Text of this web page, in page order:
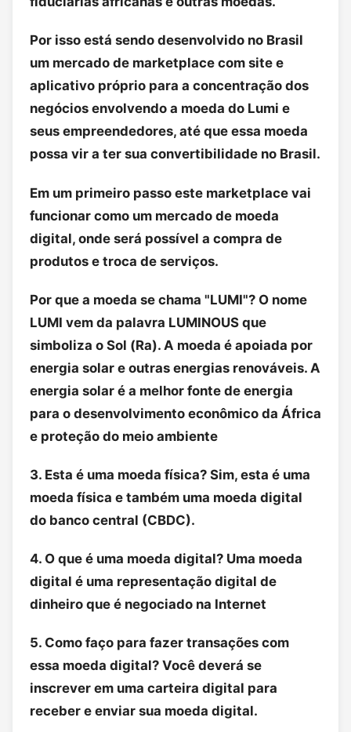
Por isso está sendo desenvolvido no Brasil
um mercado de marketplace com site e
aplicativo próprio para a concentração dos
negócios envolvendo a moeda do Lumi e
seus empreendedores, até que essa moeda
possa vir a ter sua convertibilidade no Brasil.
Em um primeiro passo este marketplace vai
funcionar como um mercado de moeda
digital, onde será possível a compra de
produtos e troca de serviços.
Por que a moeda se chama "LUMI"? O nome
LUMI vem da palavra LUMINOUS que
simboliza o Sol (Ra). A moeda é apoiada por
energia solar e outras energias renováveis. A
energia solar é a melhor fonte de energia
para o desenvolvimento econômico da África
e proteção do meio ambiente
3. Esta é uma moeda física? Sim, esta é uma
moeda física e também uma moeda digital
do banco central (CBDC).
4. O que é uma moeda digital? Uma moeda
digital é uma representação digital de
dinheiro que é negociado na Internet
5. Como faço para fazer transações com
essa moeda digital? Você deverá se
inscrever em uma carteira digital para
receber e enviar sua moeda digital.